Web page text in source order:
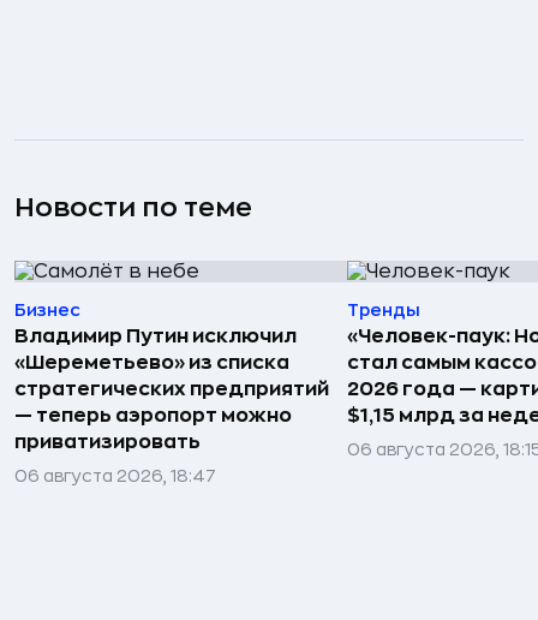
Новости по теме
Бизнес
Владимир Путин исключил
«Шереметьево» из списка
стратегических предприятий
— теперь аэропорт можно
приватизировать
06 августа 2026, 18:47
Тренды
«Человек-паук:
стал самым
2026 года —
$1,15 млрд за
06 августа 2026,